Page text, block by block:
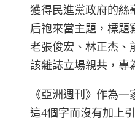
獲得民進黨政府的絲
后袍來當主題，標題
老張俊宏、林正杰、
該雜誌立場親共，專
《亞洲週刊》作為
這4個字而沒有加上